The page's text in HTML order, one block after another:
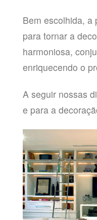
Bem escolhida, a
para tornar a
harmoniosa,
enriquecendo o
A seguir nossas
e para a